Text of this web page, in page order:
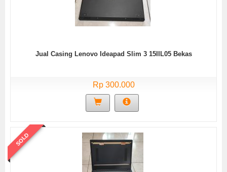
Jual Casing Lenovo Ideapad Slim 3 15IIL05 Bekas
Rp 300.000
SOLD